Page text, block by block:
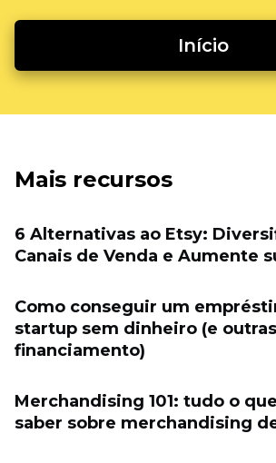
Início
Mais recursos
6 Alternativas ao Etsy:
Canais de Venda e Aumente
Como conseguir um
startup sem dinheiro (e
financiamento)
Merchandising 101: tudo o
saber sobre merchandising